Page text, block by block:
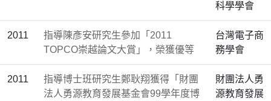
科學學會
2011
指導陳彥安研究生參加「2011
TOPCO崇越論文大賞」，榮獲優等
台灣電子商
務學會
2011
指導博士班研究生鄭耿翔獲得「財團
法人勇源教育發展基金會99學年度博
財團法人勇
源教育發展